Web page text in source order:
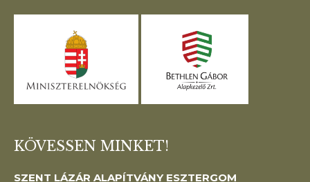
KÖVESSEN MINKET!
SZENT LÁZÁR ALAPÍTVÁNY ESZTERGOM